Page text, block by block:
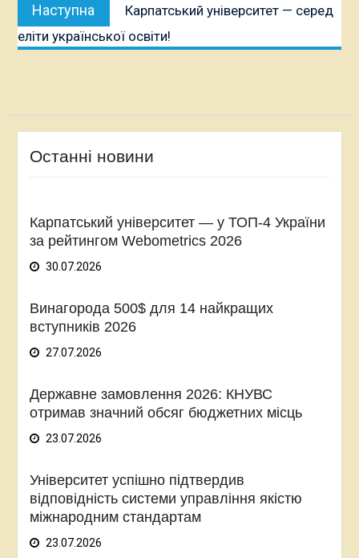
Наступна
публікація:
Карпатський університет — серед
еліти української освіти!
Останні новини
Карпатський університет — у ТОП-4 України
за рейтингом Webometrics 2026
30.07.2026
Винагорода 500$ для 14 найкращих
вступників 2026
27.07.2026
Державне замовлення 2026: КНУВС
отримав значний обсяг бюджетних місць
23.07.2026
Університет успішно підтвердив
відповідність системи управління якістю
міжнародним стандартам
23.07.2026